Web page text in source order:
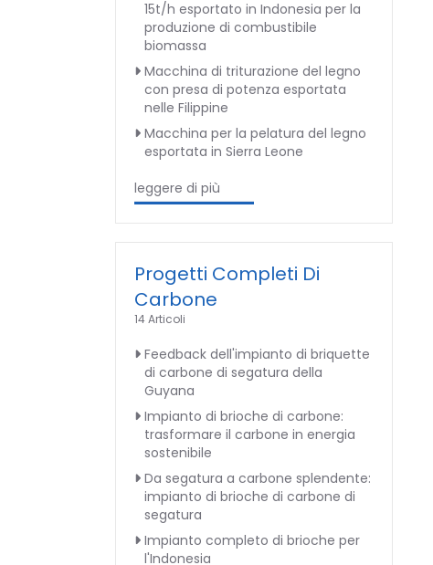
15t/h esportato in Indonesia per la
produzione di combustibile
biomassa
Macchina di triturazione del legno
con presa di potenza esportata
nelle Filippine
Macchina per la pelatura del legno
esportata in Sierra Leone
leggere di più
Progetti Completi Di
Carbone
14 Articoli
Feedback dell'impianto di briquette
di carbone di segatura della
Guyana
Impianto di brioche di carbone:
trasformare il carbone in energia
sostenibile
Da segatura a carbone splendente:
impianto di brioche di carbone di
segatura
Impianto completo di brioche per
l'Indonesia